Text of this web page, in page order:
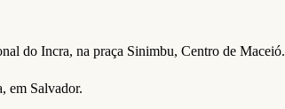
do Incra, na praça Sinimbu, Centro de Maceió.
em Salvador.